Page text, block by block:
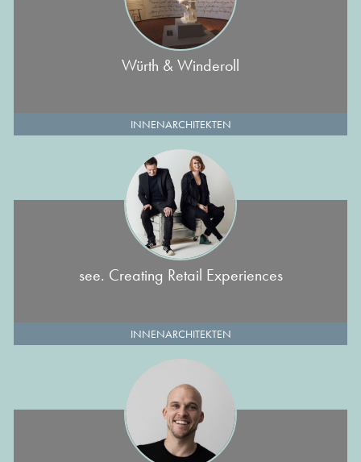
Würth & Winderoll
INNENARCHITEKTEN
see. Creating Retail Experiences
INNENARCHITEKTEN